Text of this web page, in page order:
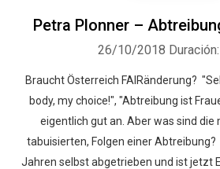
Petra Plonner –
26/10/2018
Braucht Österreich FAIRänderung?
body, my choice!", "Abtreibung ist
eigentlich gut an. Aber was sind
tabuisierten, Folgen einer
Jahren selbst abgetrieben und ist jetzt